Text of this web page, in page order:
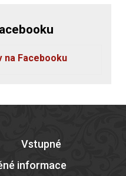
na Facebooku
Vstupné
informace